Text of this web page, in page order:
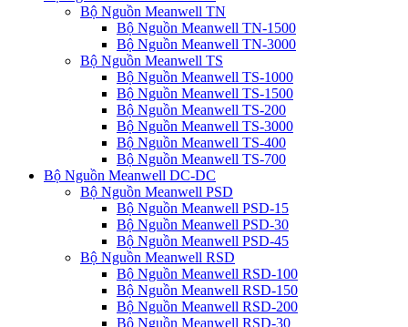
Bộ Nguồn Meanwell TN
Bộ Nguồn Meanwell TN-1500
Bộ Nguồn Meanwell TN-3000
Bộ Nguồn Meanwell TS
Bộ Nguồn Meanwell TS-1000
Bộ Nguồn Meanwell TS-1500
Bộ Nguồn Meanwell TS-200
Bộ Nguồn Meanwell TS-3000
Bộ Nguồn Meanwell TS-400
Bộ Nguồn Meanwell TS-700
Bộ Nguồn Meanwell DC-DC
Bộ Nguồn Meanwell PSD
Bộ Nguồn Meanwell PSD-15
Bộ Nguồn Meanwell PSD-30
Bộ Nguồn Meanwell PSD-45
Bộ Nguồn Meanwell RSD
Bộ Nguồn Meanwell RSD-100
Bộ Nguồn Meanwell RSD-150
Bộ Nguồn Meanwell RSD-200
Bộ Nguồn Meanwell RSD-30